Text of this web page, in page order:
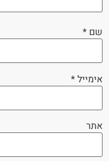
שם *
אימייל*
אתר